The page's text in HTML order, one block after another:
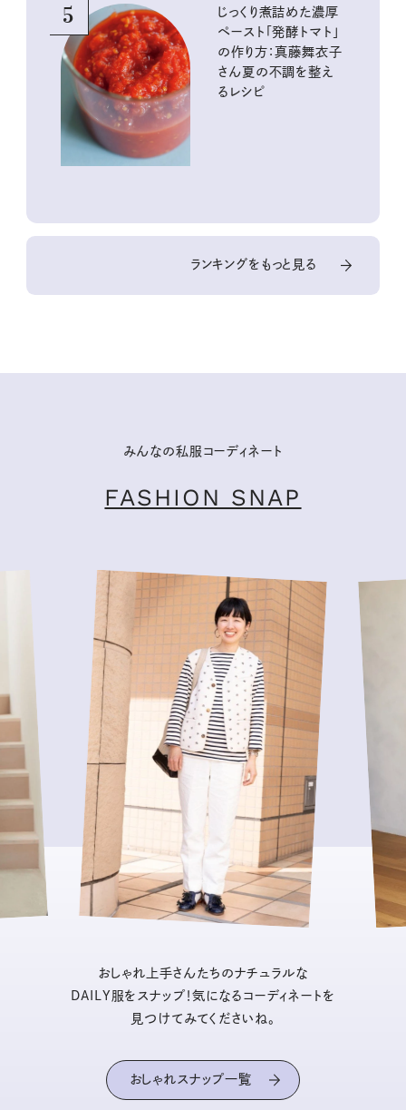
5
じっくり煮詰めた濃厚
ペースト「発酵トマト」
の作り方：真藤舞衣子
さん夏の不調を整え
るレシピ
ランキングをもっと見る
みんなの私服コーディネート
FASHION SNAP
おしゃれ上手さんたちのナチュラルな
DAILY服をスナップ！気になるコーディネートを
見つけてみてくださいね。
おしゃれスナップ一覧